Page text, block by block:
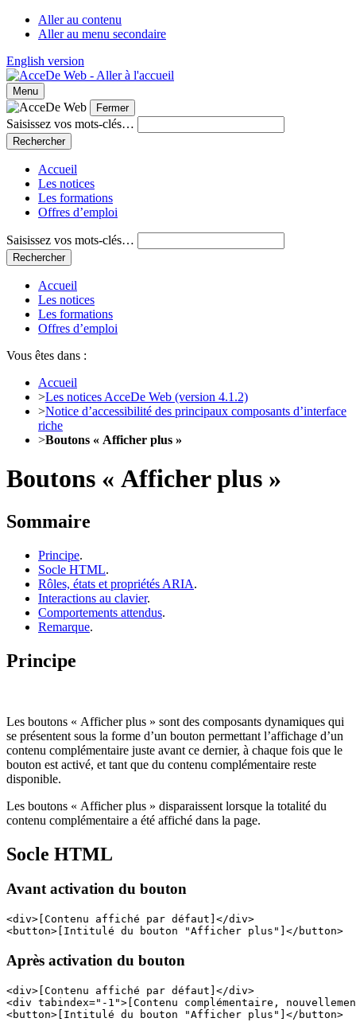
Aller au contenu
Aller au menu secondaire
English version
Menu
Fermer
Saisissez vos mots-clés…
Accueil
Les notices
Les formations
Offres d’emploi
Saisissez vos mots-clés…
Accueil
Les notices
Les formations
Offres d’emploi
Vous êtes dans :
Accueil
>Les notices AcceDe Web (version 4.1.2)
>Notice d’accessibilité des principaux composants d’interface
riche
>Boutons « Afficher plus »
Boutons « Afficher plus »
Sommaire
Principe.
Socle HTML.
Rôles, états et propriétés ARIA.
Interactions au clavier.
Comportements attendus.
Remarque.
Principe
Les boutons « Afficher plus » sont des composants dynamiques qui
se présentent sous la forme d’un bouton permettant l’affichage d’un
contenu complémentaire juste avant ce dernier, à chaque fois que le
bouton est activé, et tant que du contenu complémentaire reste
disponible.
Les boutons « Afficher plus » disparaissent lorsque la totalité du
contenu complémentaire a été affiché dans la page.
Socle HTML
Avant activation du bouton
<div>[Contenu affiché par défaut]</div>
<button>[Intitulé du bouton "Afficher plus"]</button>
Après activation du bouton
<div>[Contenu affiché par défaut]</div>
<div tabindex="-1">[Contenu complémentaire,
<button>[Intitulé du bouton "Afficher plus"]</button>